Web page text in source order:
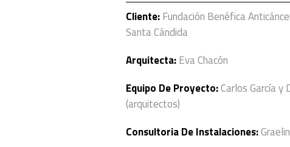
Cliente:Fundación Benéfica
Santa Cándida
Arquitecta:Eva Chacón
Equipo De Proyecto:Carlos García y
(arquitectos)
Consultoria De Instalaciones: